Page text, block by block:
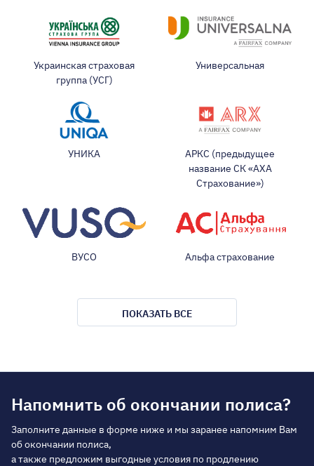
Украинская страховая
группа (УСГ)
Универсальная
УНИКА
АРКС (предыдущее
название СК «АХА
Страхование»)
ВУСО Альфа страхование
ПОКАЗАТЬ ВСЕ
Напомнить об окончании полиса?
Заполните данные в форме ниже и мы заранее напомним Вам
об окончании полиса,
а также предложим выгодные условия по продлению